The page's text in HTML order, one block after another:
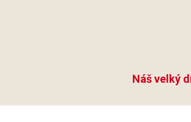
Náš velký